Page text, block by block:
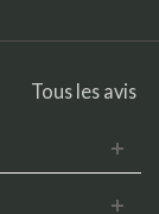
Tous les avis